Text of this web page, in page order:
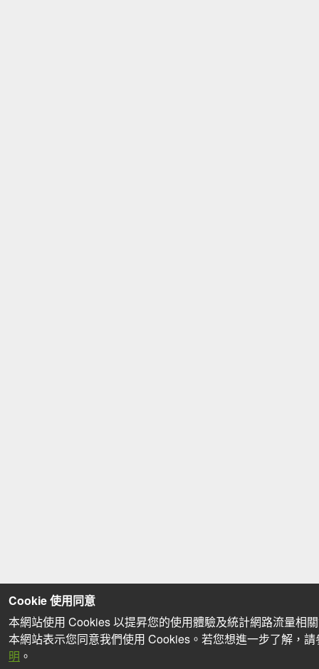
Cookie 使用同意
本網站使用 Cookies 以提昇您的使用體驗及統計網路流量相
本網站表示您同意我們使用 Cookies。若您想進一步了解，
明 。